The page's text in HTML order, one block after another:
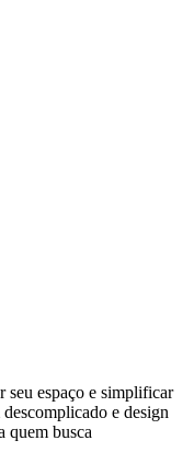
seu espaço e simplificar
e design
quem busca